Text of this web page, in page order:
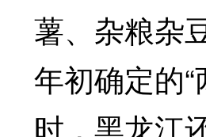
薯、杂粮杂
年初确定的
时，黑龙江